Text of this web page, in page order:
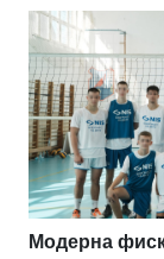
Модерна